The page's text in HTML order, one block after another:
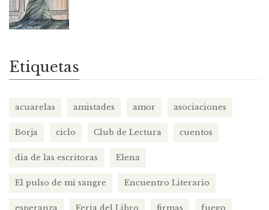
Etiquetas
acuarelas amistades amor asociaciones
Borja ciclo Club de Lectura cuentos
dia de las escritoras Elena
El pulso de mi sangre Encuentro Literario